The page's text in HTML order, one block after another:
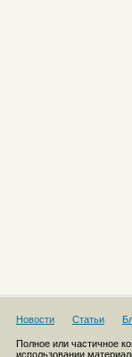
Новости Статьи
Полное или частичное
использовании